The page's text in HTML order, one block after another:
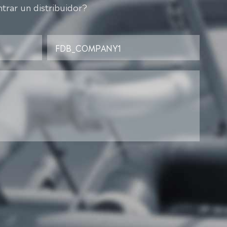
un distribuidor?